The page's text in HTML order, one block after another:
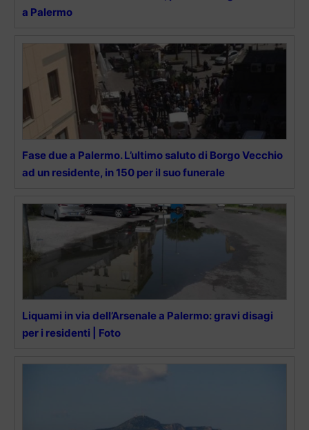
a Palermo
Fase due a Palermo. L’ultimo saluto di Borgo Vecchio
ad un residente, in 150 per il suo funerale
Liquami in via dell’Arsenale a Palermo: gravi disagi
per i residenti | Foto